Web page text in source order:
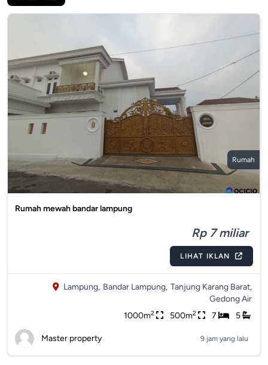
Rumah
Rumah mewah bandar lampung
Rp 7 miliar
LIHAT IKLAN
Lampung, Bandar Lampung, Tanjung Karang Barat,
Gedong Air
1000m2 500m2 7 5
Master property 9 jam yang lalu